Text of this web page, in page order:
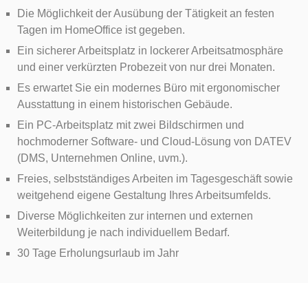
Die Möglichkeit der Ausübung der Tätigkeit an festen
Tagen im HomeOffice ist gegeben.
Ein sicherer Arbeitsplatz in lockerer Arbeitsatmosphäre
und einer verkürzten Probezeit von nur drei Monaten.
Es erwartet Sie ein modernes Büro mit ergonomischer
Ausstattung in einem historischen Gebäude.
Ein PC-Arbeitsplatz mit zwei Bildschirmen und
hochmoderner Software- und Cloud-Lösung von DATEV
(DMS, Unternehmen Online, uvm.).
Freies, selbstständiges Arbeiten im Tagesgeschäft sowie
weitgehend eigene Gestaltung Ihres Arbeitsumfelds.
Diverse Möglichkeiten zur internen und externen
Weiterbildung je nach individuellem Bedarf.
30 Tage Erholungsurlaub im Jahr